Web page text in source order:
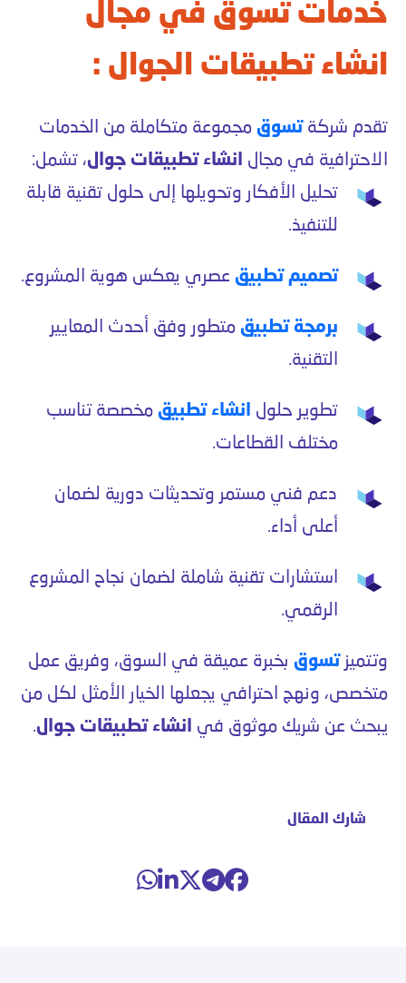
خدمات تسوق في مجال
انشاء تطبيقات الجوال :
تقدم شركةتسوق مجموعة متكاملة من الخدمات
الاحترافية في مجال
انشاء تطبيقات جوال، تشمل:
تحليل الأفكار وتحويلها إلى حلول تقنية قابلة
للتنفيذ.
تصميم تطبيق عصري يعكس هوية المشروع.
برمجة تطبيق متطور وفق أحدث المعايير
التقنية.
تطوير حلول انشاء تطبيق مخصصة تناسب
مختلف القطاعات.
دعم فني مستمر وتحديثات دورية لضمان
أعلى أداء.
استشارات تقنية شاملة لضمان نجاح المشروع
الرقمي.
وتتميزتسوق بخبرة عميقة في السوق، وفريق عمل
متخصص، ونهج احترافي يجعلها الخيار الأمثل لكل من
يبحث عن شريك موثوق في
انشاء تطبيقات جوال.
شارك المقال